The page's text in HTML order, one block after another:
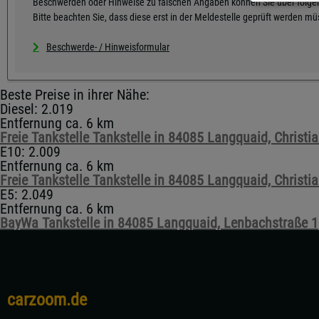
Bitte beachten Sie, dass diese erst in der Meldestelle geprüft werden
Beschwerde- / Hinweisformular
Beste Preise in ihrer Nähe:
Diesel: 2.019
Entfernung ca. 6 km
Freie Tankstelle Tankstelle in 84085 Langquaid,
E10: 2.009
Entfernung ca. 6 km
Freie Tankstelle Tankstelle in 84085 Langquaid,
E5: 2.049
Entfernung ca. 6 km
BayWa Tankstelle in 84085 Langquaid, Lenbachstraße 1
carzoom.de